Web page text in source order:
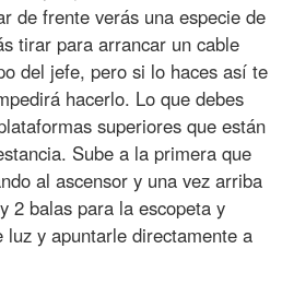
de frente verás una especie de
tirar para arrancar un cable
del jefe, pero si lo haces así te
hacerlo. Lo que debes
superiores que están
Sube a la primera que
al ascensor y una vez arriba
2 balas para la escopeta y
luz y apuntarle directamente a